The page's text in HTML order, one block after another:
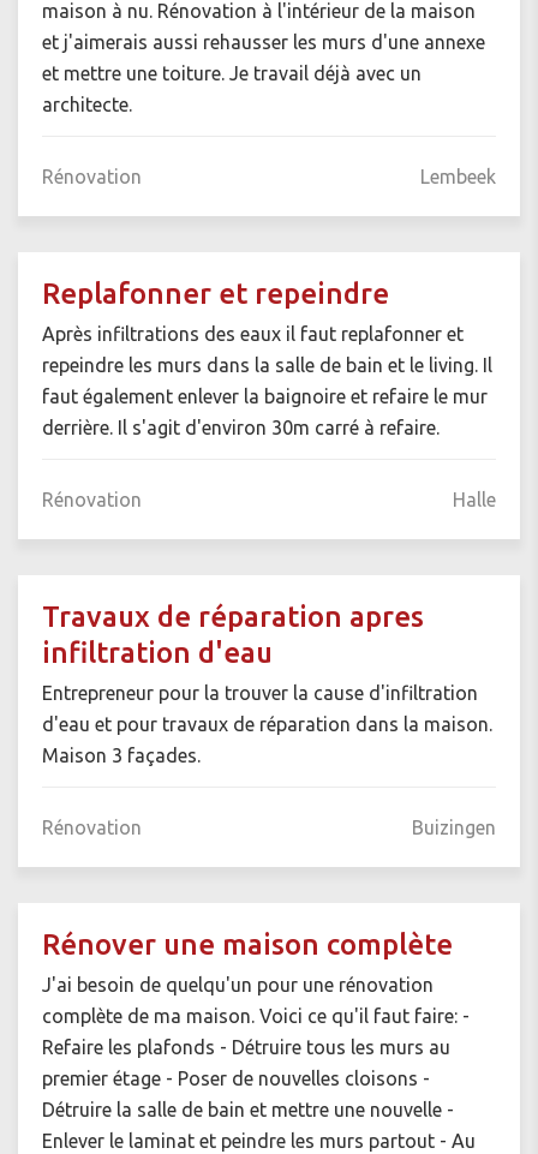
maison à nu. Rénovation à l'intérieur de la maison
et j'aimerais aussi rehausser les murs d'une annexe
et mettre une toiture. Je travail déjà avec un
architecte.
Rénovation Lembeek
Replafonner et repeindre
Après infiltrations des eaux il faut replafonner et
repeindre les murs dans la salle de bain et le living. Il
faut également enlever la baignoire et refaire le mur
derrière. Il s'agit d'environ 30m carré à refaire.
Rénovation Halle
Travaux de réparation apres
infiltration d'eau
Entrepreneur pour la trouver la cause d'infiltration
d'eau et pour travaux de réparation dans la maison.
Maison 3 façades.
Rénovation Buizingen
Rénover une maison complète
J'ai besoin de quelqu'un pour une rénovation
complète de ma maison. Voici ce qu'il faut faire: -
Refaire les plafonds - Détruire tous les murs au
premier étage - Poser de nouvelles cloisons -
Détruire la salle de bain et mettre une nouvelle -
Enlever le laminat et peindre les murs partout - Au